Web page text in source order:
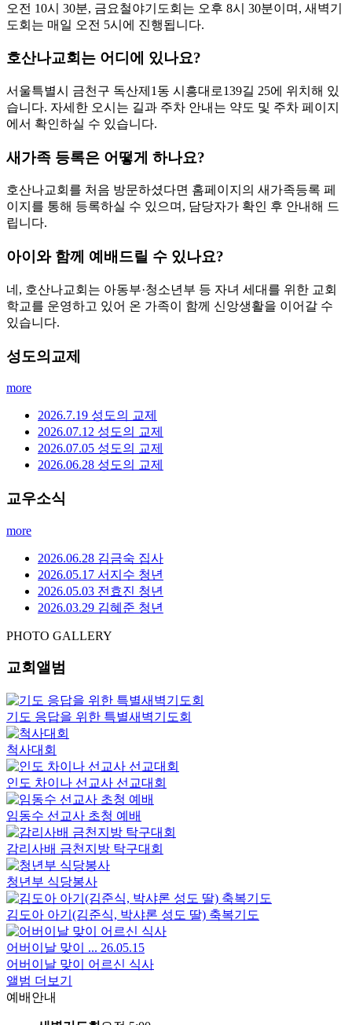
오전 10시 30분, 금요철야기도회는 오후 8시 30분이며, 새벽기
도회는 매일 오전 5시에 진행됩니다.
호산나교회는 어디에 있나요?
서울특별시 금천구 독산제1동 시흥대로139길 25에 위치해 있
습니다. 자세한 오시는 길과 주차 안내는 약도 및 주차 페이지
에서 확인하실 수 있습니다.
새가족 등록은 어떻게 하나요?
호산나교회를 처음 방문하셨다면 홈페이지의 새가족등록 페
이지를 통해 등록하실 수 있으며, 담당자가 확인 후 안내해 드
립니다.
아이와 함께 예배드릴 수 있나요?
네, 호산나교회는 아동부·청소년부 등 자녀 세대를 위한 교회
학교를 운영하고 있어 온 가족이 함께 신앙생활을 이어갈 수
있습니다.
성도의교제
more
2026.7.19 성도의 교제
2026.07.12 성도의 교제
2026.07.05 성도의 교제
2026.06.28 성도의 교제
교우소식
more
2026.06.28 김금숙 집사
2026.05.17 서지수 청년
2026.05.03 전효진 청년
2026.03.29 김혜준 청년
PHOTO GALLERY
교회앨범
기도 응답을 위한 특별새벽기도회
척사대회
인도 차이나 선교사 선교대회
임동수 선교사 초청 예배
감리사배 금천지방 탁구대회
청년부 식당봉사
김도아 아기(김준식, 박샤론 성도 딸) 축복기도
어버이날 맞이 ... 26.05.15
어버이날 맞이 어르신 식사
앨범 더보기
예배안내